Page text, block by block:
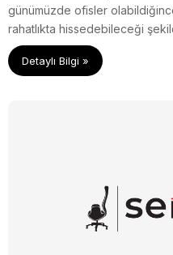
günümüzde ofisler
rahatlıkta hissedebileceği
home ofis konsepti zamanla
Detaylı Bilgi »